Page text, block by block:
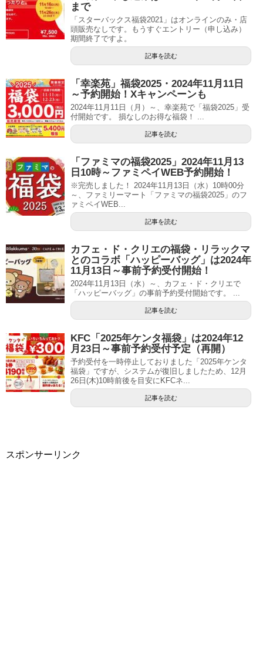
まで
「スターバックス福袋2021」はオンラインのみ・店
頭販売なしです。もうすぐエントリー（申し込み）
期間終了ですよ。
記事を読む
「幸楽苑」福袋2025・2024年11月11日
～予約開始！Xキャンペーンも
2024年11月11日（月）～、幸楽苑で「福袋2025」受
付開始です。 損なしのお得な福袋！ ...
記事を読む
「ファミマの福袋2025」2024年11月13
日10時～ファミペイWEB予約開始！
※完売しました！ 2024年11月13日（水）10時00分
～、ファミリーマート「ファミマの福袋2025」のフ
ァミペイWEB...
記事を読む
カフェ・ド・クリエの福袋・リラックマ
とのコラボ「ハッピーバッグ」は2024年
11月13日～事前予約受付開始！
2024年11月13日（水）～、カフェ・ド・クリエで
「ハッピーバッグ」の事前予約受付開始です。 ...
記事を読む
KFC「2025年ケンタ福袋」は2024年12
月23日～事前予約受付予定（再開）
予約受付を一時停止しておりました「2025年ケンタ
福袋」ですが、システムが復旧しましたため、12月
26日(木)10時前後を目安にKFCネ...
記事を読む
スポンサーリンク